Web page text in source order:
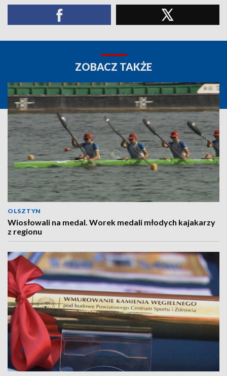
ZOBACZ TAKŻE
OLSZTYN
Wiosłowali na medal. Worek medali młodych kajakarzy
z regionu